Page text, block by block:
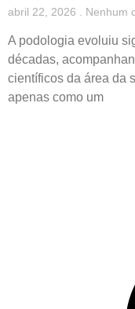
abril 22, 2026 Nenhum
A podologia evoluiu
décadas,
científicos da área da
apenas como um